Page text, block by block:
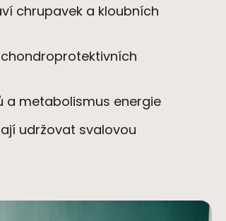
chrupavek a kloubních
a metabolismus energie
udržovat svalovou